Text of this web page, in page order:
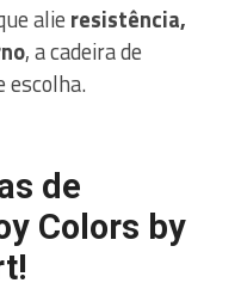
alie resistência,
, a cadeira de
escolha.
de
Colors by